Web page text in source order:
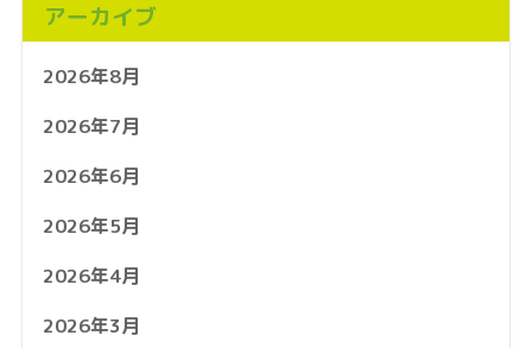
アーカイブ
2026年8月
2026年7月
2026年6月
2026年5月
2026年4月
2026年3月